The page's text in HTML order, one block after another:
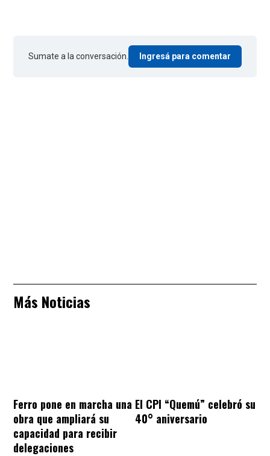
Sumate a la conversación. Ingresá para comentar
Más Noticias
Ferro pone en marcha una
obra que ampliará su
capacidad para recibir
delegaciones
El CPI “Quemú” celebró su
40° aniversario